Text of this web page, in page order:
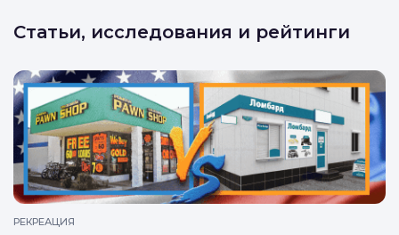
Статьи, исследования и рейтинги
РЕКРЕАЦИЯ